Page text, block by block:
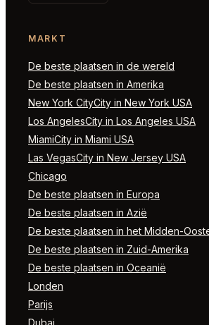
MARKT
De beste plaatsen in de wereld
De beste plaatsen in Amerika
New York CityCity in New York USA
Los AngelesCity in Los Angeles USA
MiamiCity in Miami USA
Las VegasCity in New Jersey USA
Chicago
De beste plaatsen in Europa
De beste plaatsen in Azië
De beste plaatsen in het Midden-
De beste plaatsen in Zuid-Amerika
De beste plaatsen in Oceanië
Londen
Parijs
Dubai